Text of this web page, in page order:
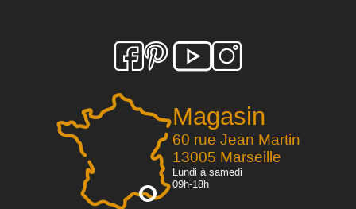
Magasin
60 rue Jean Martin
13005 Marseille
Lundi à samedi
09h-18h